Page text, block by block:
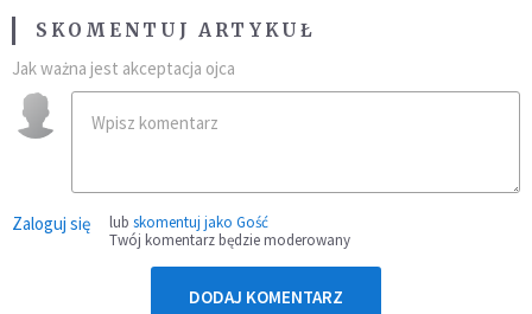
SKOMENTUJ ARTYKUŁ
Jak ważna jest akceptacja ojca
Zaloguj się lub skomentuj jako Gość
Twój komentarz będzie moderowany
DODAJ KOMENTARZ